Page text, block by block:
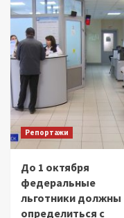
Репортажи
До 1 октября
федеральные
льготники должны
определиться с